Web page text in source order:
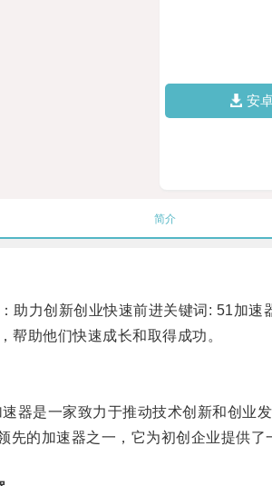
安
简介
力创新创业快速前进关键词: 51加速
帮助他们快速成长和取得成功。
是一家致力于推动技术创新和创业发
的加速器之一，它为初创企业提供了